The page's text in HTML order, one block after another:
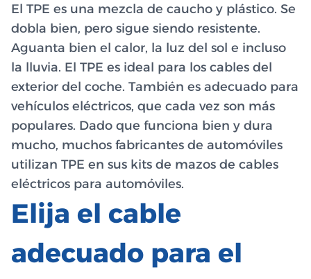
El TPE es una mezcla de caucho y plástico. Se
dobla bien, pero sigue siendo resistente.
Aguanta bien el calor, la luz del sol e incluso
la lluvia. El TPE es ideal para los cables del
exterior del coche. También es adecuado para
vehículos eléctricos, que cada vez son más
populares. Dado que funciona bien y dura
mucho, muchos fabricantes de automóviles
utilizan TPE en sus kits de mazos de cables
eléctricos para automóviles.
Elija el cable
adecuado para el